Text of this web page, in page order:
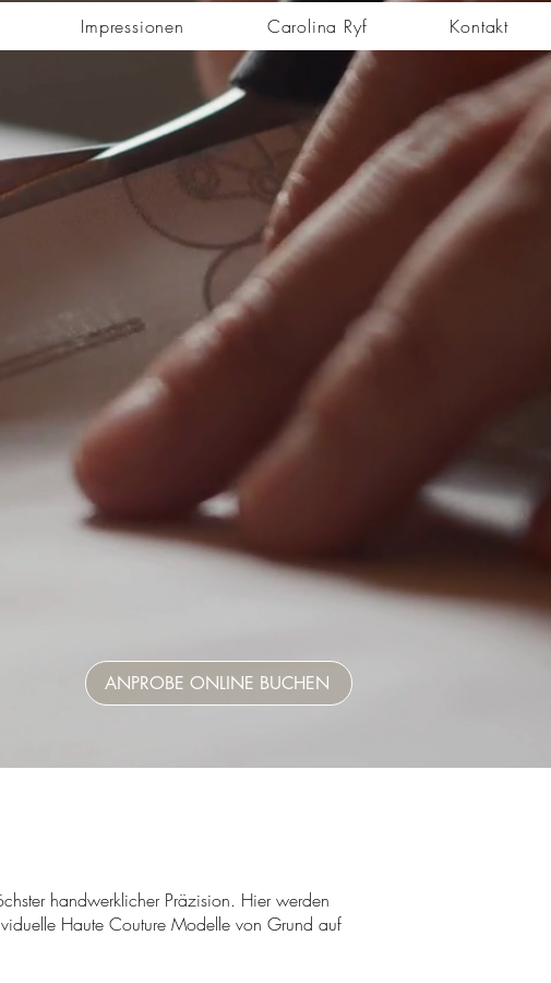
Impressionen Carolina Ryf Kontakt
ANPROBE ONLINE BUCHEN
handwerklicher Präzision. Hier werden
Haute Couture Modelle von Grund auf